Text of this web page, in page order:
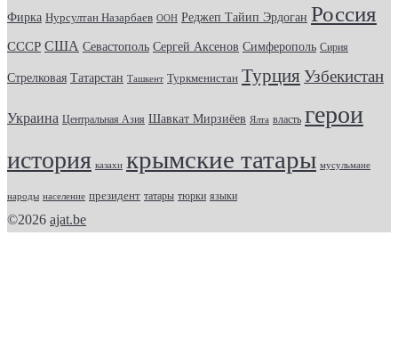
Фирка Нурсултан Назарбаев ООН Реджеп Тайип Эрдоган Россия
СССР США Севастополь Сергей Аксенов Симферополь Сирия
Стрелковая Татарстан Ташкент Туркменистан Турция Узбекистан
Украина Центральная Азия Шавкат Мирзиёев Ялта власть герои
история казахи крымские татары мусульмане
народы население президент татары тюрки языки
©2026 ajat.be